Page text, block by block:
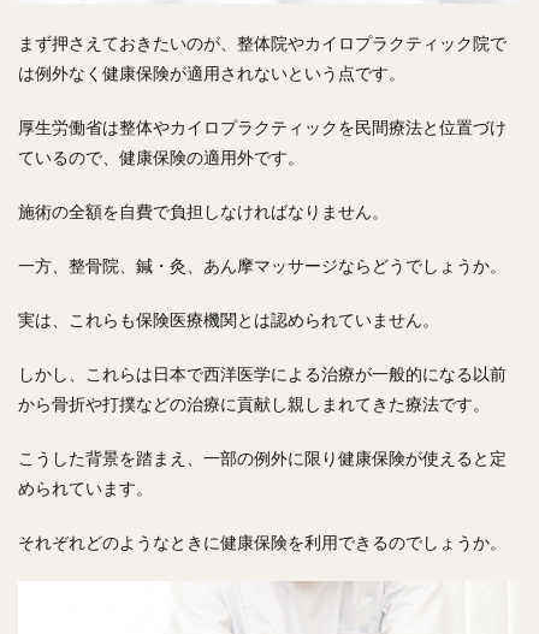
まず押さえておきたいのが、整体院やカイロプラクティック院で
は例外なく健康保険が適用されないという点です。
厚生労働省は整体やカイロプラクティックを民間療法と位置づけ
ているので、健康保険の適用外です。
施術の全額を自費で負担しなければなりません。
一方、整骨院、鍼・灸、あん摩マッサージならどうでしょうか。
実は、これらも保険医療機関とは認められていません。
しかし、これらは日本で西洋医学による治療が一般的になる以前
から骨折や打撲などの治療に貢献し親しまれてきた療法です。
こうした背景を踏まえ、一部の例外に限り健康保険が使えると定
められています。
それぞれどのようなときに健康保険を利用できるのでしょうか。